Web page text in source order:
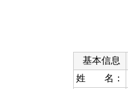
基本信息
姓 名：